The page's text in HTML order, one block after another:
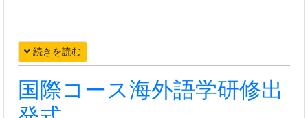
続きを読む
国際コース海外語学研修出